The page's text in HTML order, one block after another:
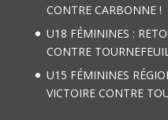
CONTRE CARBONNE !
U18 FÉMININES :
CONTRE
U15 FÉMININES
VICTOIRE CONTRE